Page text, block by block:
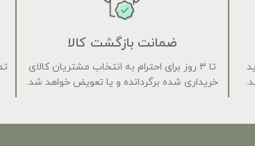
ضمانت بازگشت کالا
تا ۳ روز برای احترام به انتخاب مشتریان کالای
خریداری شده برگردانده و یا تعویض خواهد شد.